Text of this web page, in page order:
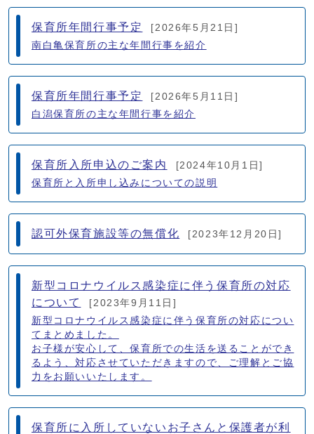
保育所年間行事予定
[2026年5月21日]
南白亀保育所の主な年間行事を紹介
保育所年間行事予定
[2026年5月11日]
白潟保育所の主な年間行事を紹介
保育所入所申込のご案内
[2024年10月1日]
保育所と入所申し込みについての説明
認可外保育施設等の無償化 [2023年12月20日]
新型コロナウイルス感染症に伴う保育所の対応
について
[2023年9月11日]
新型コロナウイルス感染症に伴う保育所の対応につい
てまとめました。
お子様が安心して、保育所での生活を送ることができ
るよう、対応させていただきますので、ご理解とご協
力をお願いいたします。
保育所に入所していないお子さんと保護者が利